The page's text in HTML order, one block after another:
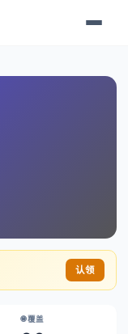
认领
🌐 覆盖